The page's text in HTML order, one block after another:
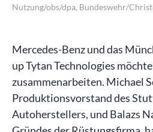
Nutzung/obs/dpa, Bundeswehr/
Mercedes-Benz und das
up Tytan Technologies
zusammenarbeiten. Michael
Produktionsvorstand des
Autoherstellers, und Balazs